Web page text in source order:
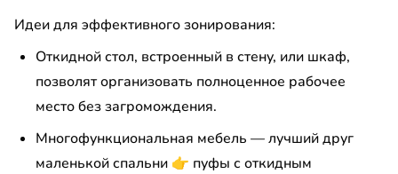
Идеи для эффективного зонирования:
Откидной стол, встроенный в стену, или шкаф,
позволят организовать полноценное рабочее
место без загромождения.
Многофункциональная мебель — лучший друг
маленькой спальни 👉 пуфы с откидным